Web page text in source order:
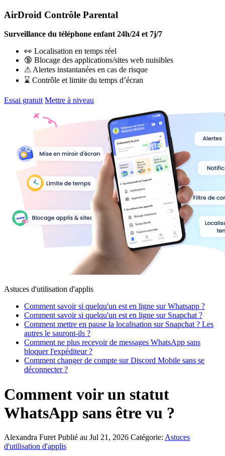
AirDroid Contrôle Parental
Surveillance du téléphone enfant 24h/24 et 7j/7
👀 Localisation en temps réel
🔞 Blocage des applications/sites web nuisibles
⚠ Alertes instantanées en cas de risque
⌛ Contrôle et limite du temps d’écran
Essai gratuit Mettre à niveau
Astuces d'utilisation d'applis
Comment savoir si quelqu'un est en ligne sur Whatsapp ?
Comment savoir si quelqu'un est en ligne sur Snapchat ?
Comment mettre en pause la localisation sur Snapchat ? Les
autres le sauront-ils ?
Comment ne plus recevoir de messages WhatsApp sans
bloquer l'expéditeur ?
Comment changer de compte sur Discord Mobile sans se
déconnecter ?
Comment voir un statut
WhatsApp sans être vu ?
Alexandra Furet Publié au Jul 21, 2026 Catégorie: Astuces
d'utilisation d'applis